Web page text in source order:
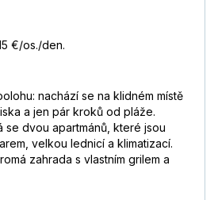
€/os./den.
nachází se na klidném místě
a jen pár kroků od pláže.
se dvou apartmánů, které jsou
velkou lednicí a klimatizací.
zahrada s vlastním grilem a